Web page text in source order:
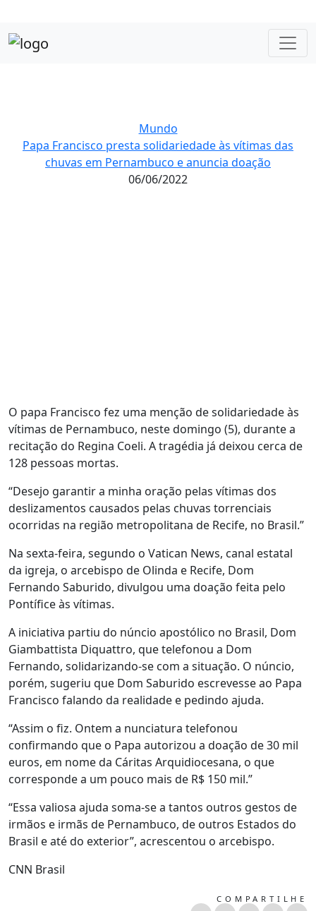
Mundo
Papa Francisco presta solidariedade às vítimas das
chuvas em Pernambuco e anuncia doação
06/06/2022
O papa Francisco fez uma menção de solidariedade às
vítimas de Pernambuco, neste domingo (5), durante a
recitação do Regina Coeli. A tragédia já deixou cerca de
128 pessoas mortas.
“Desejo garantir a minha oração pelas vítimas dos
deslizamentos causados pelas chuvas torrenciais
ocorridas na região metropolitana de Recife, no Brasil.”
Na sexta-feira, segundo o Vatican News, canal estatal
da igreja, o arcebispo de Olinda e Recife, Dom
Fernando Saburido, divulgou uma doação feita pelo
Pontífice às vítimas.
A iniciativa partiu do núncio apostólico no Brasil, Dom
Giambattista Diquattro, que telefonou a Dom
Fernando, solidarizando-se com a situação. O núncio,
porém, sugeriu que Dom Saburido escrevesse ao Papa
Francisco falando da realidade e pedindo ajuda.
“Assim o fiz. Ontem a nunciatura telefonou
confirmando que o Papa autorizou a doação de 30 mil
euros, em nome da Cáritas Arquidiocesana, o que
corresponde a um pouco mais de R$ 150 mil.”
“Essa valiosa ajuda soma-se a tantos outros gestos de
irmãos e irmãs de Pernambuco, de outros Estados do
Brasil e até do exterior”, acrescentou o arcebispo.
CNN Brasil
COMPARTILHE